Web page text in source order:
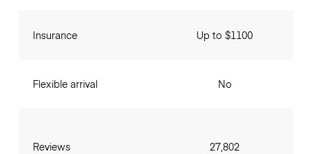
Insurance
Flexible arrival
Reviews
Up to $1100
No
27,802